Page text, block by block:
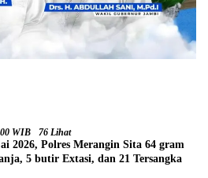
WIB 76 Lihat
2026, Polres Merangin Sita 64 gram
5 butir Extasi, dan 21 Tersangka